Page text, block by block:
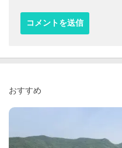
おすすめ